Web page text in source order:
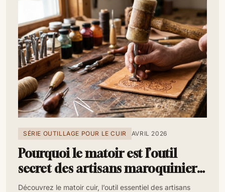
SÉRIE OUTILLAGE POUR LE CUIR AVRIL 2026
Pourquoi le matoir est l’outil
secret des artisans maroquiniers
?
Découvrez le matoir cuir, l’outil essentiel des artisans